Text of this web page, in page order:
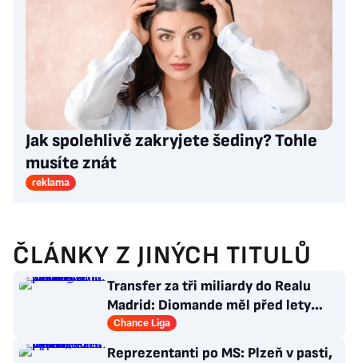
Jak spolehlivě zakryjete šediny? Tohle
musíte znát
reklama
ČLÁNKY Z JINÝCH TITULŮ
Transfer za tři miliardy do Realu
Madrid: Diomande měl před lety
působit v Česku!
Chance Liga
Reprezentanti po MS: Plzeň v pasti,